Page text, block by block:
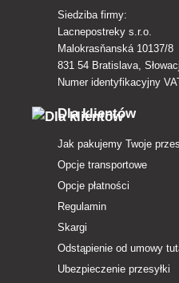
Siedziba firmy:
Lacnepostreky s.r.o.
Malokrasňanská 10137/8
831 54 Bratislava,
Numer identyfikacyjny
Dla klientów
Jak pakujemy Twoje
Opcje transportowe
Opcje płatności
Regulamin
Skargi
Odstąpienie od umowy
Ubezpieczenie przesyłki